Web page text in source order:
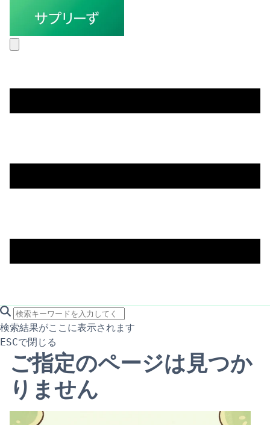
search icon
サイト内検索
検索結果がここに表示されます
ESCで閉じる
ご指定のページは見つか
りません